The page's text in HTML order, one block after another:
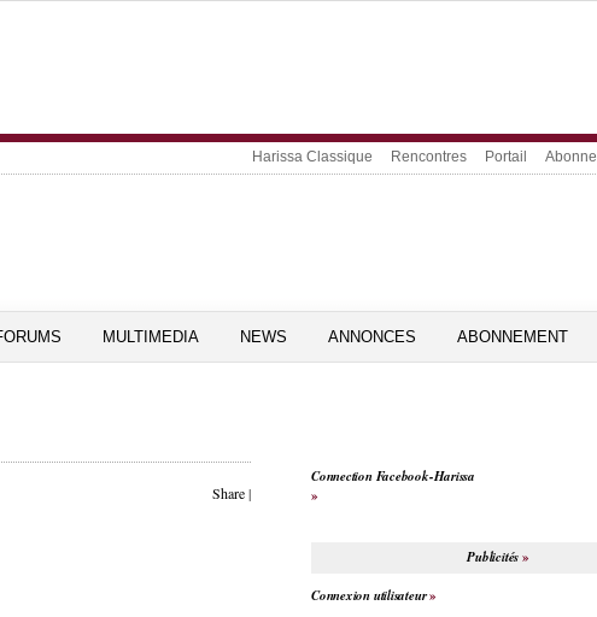
Harissa Classique Rencontres Portail
MULTIMEDIA NEWS ANNONCES ABONNEMENT
Share|
Connection Facebook-Harissa
Publicités
Connexion utilisateur